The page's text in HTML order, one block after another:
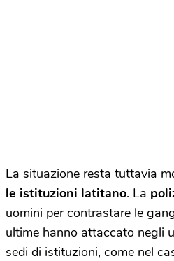
La situazione resta tuttavia
le istituzioni latitano. La
uomini per contrastare le
ultime hanno attaccato negli
sedi di istituzioni, come nel